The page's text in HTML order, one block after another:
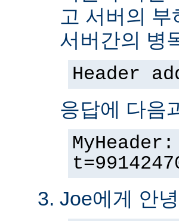
고 서버의
서버간의 병
Header
응답에 다음
Joe에게 안녕